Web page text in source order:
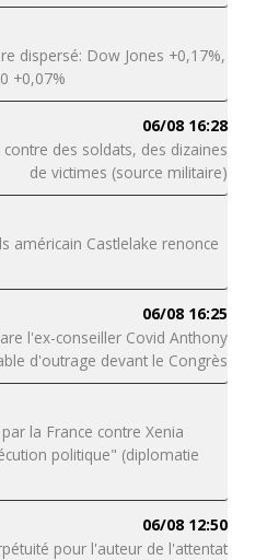
dispersé: Dow Jones +0,17%,
+0,07%
06/08 16:28
des soldats, des dizaines
de victimes (source militaire)
américain Castlelake renonce
06/08 16:25
l'ex-conseiller Covid Anthony
d'outrage devant le Congrès
la France contre Xenia
politique" (diplomatie
06/08 12:50
pour l'auteur de l'attentat